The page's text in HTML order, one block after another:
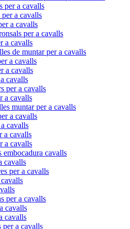
per a cavalls
a cavalls
a cavalls
per a cavalls
a cavalls
de muntar per a cavalls
a cavalls
a cavalls
cavalls
per a cavalls
a cavalls
muntar per a cavalls
a cavalls
cavalls
a cavalls
a cavalls
embocadura cavalls
cavalls
per a cavalls
per a cavalls
cavalls
cavalls
per a cavalls